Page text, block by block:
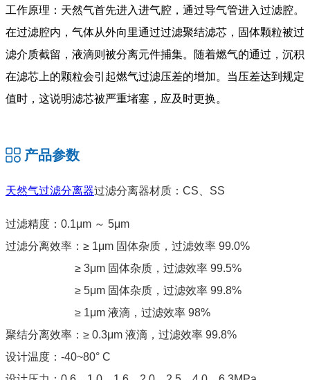
工作原理：天然气首先进入进气腔，通过导气管进入过滤腔。
在过滤腔内，气体从外向里通过过滤聚结滤芯，固体颗粒被过
滤介质截留，液滴则被分离元件捕集。随着燃气的通过，沉积
在滤芯上的颗粒会引起燃气过滤压差的增加。当压差达到规定
值时，这说明滤芯被严重堵塞，应及时更换。
产品参数
天然气过滤分离器过滤分离器材质：CS、SS
过滤精度：0.1μm ～ 5μm
过滤分离效率：≥ 1μm 固体杂质，过滤效率 99.0%
≥ 3μm 固体杂质，过滤效率 99.5%
≥ 5μm 固体杂质，过滤效率 99.8%
≥ 1μm 液滴，过滤效率 98%
聚结分离效率：≥ 0.3μm 液滴，过滤效率 99.8%
设计温度：-40~80° C